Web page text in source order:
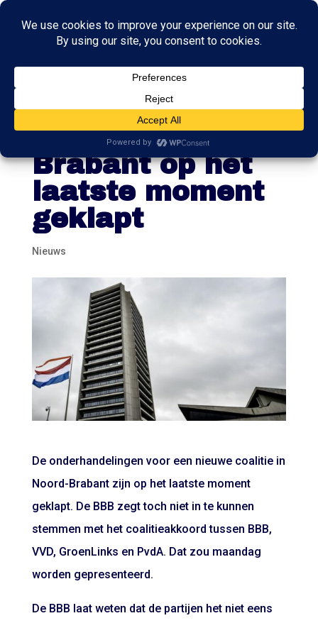
Coalitieonderhan
delingen Noord-
Brabant op het
laatste moment
geklapt
Nieuws
De onderhandelingen voor een nieuwe coalitie in
Noord-Brabant zijn op het laatste moment
geklapt. De BBB zegt toch niet in te kunnen
stemmen met het coalitieakkoord tussen BBB,
VVD, GroenLinks en PvdA. Dat zou maandag
worden gepresenteerd.
De BBB laat weten dat de partijen het niet eens